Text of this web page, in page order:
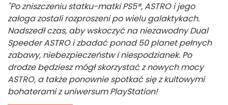
"Po zniszczeniu statku-matki PS5®, ASTRO i jego
załoga zostali rozproszeni po wielu galaktykach.
Nadszedł czas, aby wskoczyć na niezawodny Dual
Speeder ASTRO i zbadać ponad 50 planet pełnych
zabawy, niebezpieczeństw i niespodzianek. Po
drodze będziesz mógł skorzystać z nowych mocy
ASTRO, a także ponownie spotkać się z kultowymi
bohaterami z uniwersum PlayStation!